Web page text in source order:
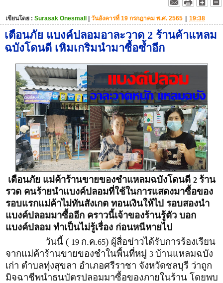
เขียนโดย : Surasak Onesmall | วันอังคารที่ 19 กรกฎาคม พ.ศ. 2565 | 19:38
เตือนภัย แบงค์ปลอมอาละวาด 2 ร้านค้าแหลม
ฉบังโดนดี เหิมเกริมนำมาซื้อซ้ำอีก
เตือนภัย แม่ค้าร้านขายของชำแหลมฉบังโดนดี 2 ร้าน
รวด คนร้ายนำแบงค์ปลอมที่ใช้ในการแสดงมาซื้อของ
รอบแรกแม่ค้าไม่ทันสังเกต ทอนเงินให้ไป รอบสองนำ
แบงค์ปลอมมาซื้ออีก คราวนี้เจ้าของร้านรู้ตัว บอก
แบงค์ปลอม ทำเป็นไม่รู้เรื่อง ก่อนหนีหายไป
วันนี้ ( 19 ก.ค.65) ผู้สื่อข่าวได้รับการร้องเรียน
จากแม่ค้าร้านขายของชำในพื้นที่หมู่ 3 บ้านแหลมฉบัง
เก่า ตำบลทุ่งสุขลา อำเภอศรีราชา จังหวัดชลบุรี ว่าถูก
มิจฉาชีพนำธนบัตรปลอมมาซื้อของภายในร้าน โดยพบ